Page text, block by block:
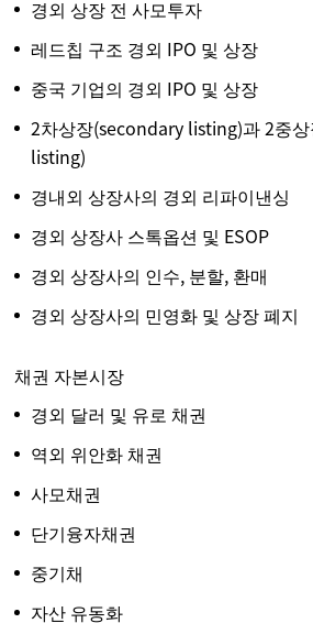
경외 상장 전 사모투자
레드칩 구조 경외 IPO 및 상장
중국 기업의 경외 IPO 및 상장
2차상장(secondary listing)과 2중
listing)
경내외 상장사의 경외 리파이낸싱
경외 상장사 스톡옵션 및 ESOP
경외 상장사의 인수, 분할, 환매
경외 상장사의 민영화 및 상장 폐지
채권 자본시장
경외 달러 및 유로 채권
역외 위안화 채권
사모채권
단기융자채권
중기채
자산 유동화